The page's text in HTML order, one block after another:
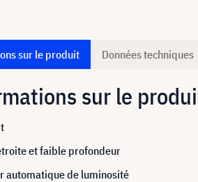
sur le produit Données techniques
sur le
et faible profondeur
automatique de luminosité